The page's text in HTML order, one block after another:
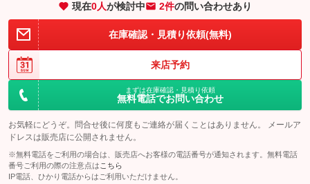
現在0人が検討中 2件の問い合わせあり
在庫確認・見積り依頼(無料)
来店予約
まずは在庫確認・見積り依頼
無料電話でお問い合わせ
お気軽にどうぞ。問合せ後に何度もご連絡が届くことはありません。 メールア
ドレスは販売店に公開されません。
※無料電話をご利用の場合は、販売店へお客様の電話番号が通知されます。無料電話
番号ご利用の際の注意点は こちら
IP電話、ひかり電話からはご利用いただけません。